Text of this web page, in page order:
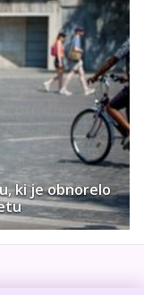
ki je obnorelo